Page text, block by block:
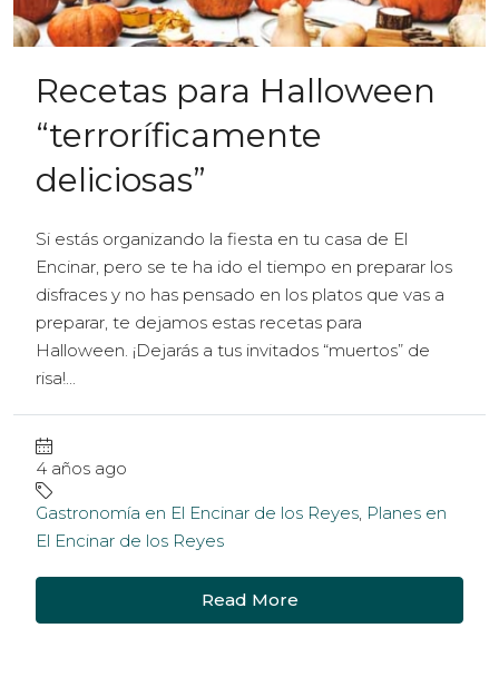
Recetas para Halloween
“terroríficamente
deliciosas”
Si estás organizando la fiesta en tu casa de El
Encinar, pero se te ha ido el tiempo en preparar los
disfraces y no has pensado en los platos que vas a
preparar, te dejamos estas recetas para
Halloween. ¡Dejarás a tus invitados “muertos” de
risa!...
4 años ago
Gastronomía en El Encinar de los Reyes, Planes en
El Encinar de los Reyes
Read More